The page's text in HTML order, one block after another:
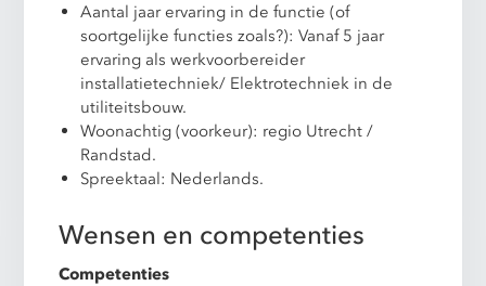
Aantal jaar ervaring in de functie (of
soortgelijke functies zoals?): Vanaf 5 jaar
ervaring als werkvoorbereider
installatietechniek/ Elektrotechniek in de
utiliteitsbouw.
Woonachtig (voorkeur): regio Utrecht /
Randstad.
Spreektaal: Nederlands.
Wensen en competenties
Competenties